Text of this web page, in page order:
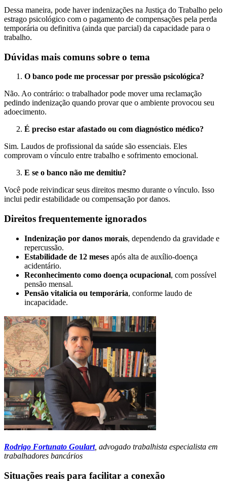
Dessa maneira, pode haver indenizações na Justiça do Trabalho pelo
estrago psicológico com o pagamento de compensações pela perda
temporária ou definitiva (ainda que parcial) da capacidade para o
trabalho.
Dúvidas mais comuns sobre o tema
O banco pode me processar por pressão psicológica?
Não. Ao contrário: o trabalhador pode mover uma reclamação
pedindo indenização quando provar que o ambiente provocou seu
adoecimento.
É preciso estar afastado ou com diagnóstico médico?
Sim. Laudos de profissional da saúde são essenciais. Eles
comprovam o vínculo entre trabalho e sofrimento emocional.
E se o banco não me demitiu?
Você pode reivindicar seus direitos mesmo durante o vínculo. Isso
inclui pedir estabilidade ou compensação por danos.
Direitos frequentemente ignorados
Indenização por danos morais, dependendo da gravidade e
repercussão.
Estabilidade de 12 meses após alta de auxílio‑doença
acidentário.
Reconhecimento como doença ocupacional, com possível
pensão mensal.
Pensão vitalícia ou temporária, conforme laudo de
incapacidade.
Rodrigo Fortunato Goulart, advogado trabalhista especialista em
trabalhadores bancários
Situações reais para facilitar a conexão